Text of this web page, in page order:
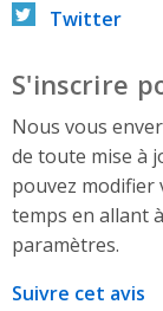
Twitter
S'inscrire
Nous vous
de toute mise à
pouvez modifier
temps en allant
paramètres.
Suivre cet avis